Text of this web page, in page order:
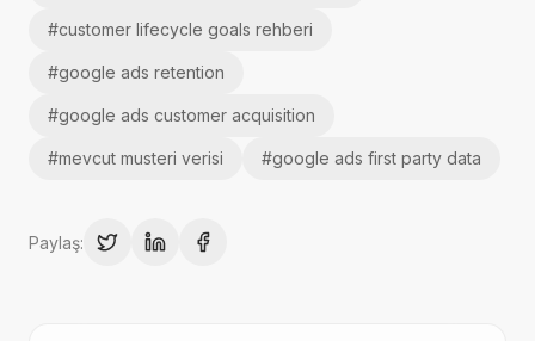
#customer lifecycle goals rehberi
#google ads retention
#google ads customer acquisition
#mevcut musteri verisi #google ads first party data
Paylaş: